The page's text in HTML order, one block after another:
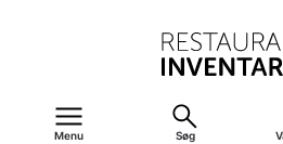
Menu Søg